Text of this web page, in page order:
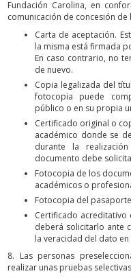
Fundación Carolina, en
comunicación de concesión de
Carta de aceptación.
la misma está firmada
En caso contrario, no
de nuevo.
Copia legalizada del
fotocopia puede
público o en su propia
Certificado original o
académico donde se
durante la
documento debe
Fotocopia de los
académicos o
Fotocopia del
Certificado acreditativo
deberá solicitarlo ante
la veracidad del dato
8. Las personas
realizar unas pruebas